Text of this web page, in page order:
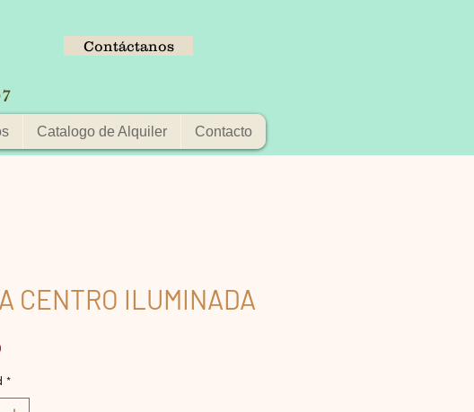
Contáctanos
Catalogo de Alquiler Contacto
CENTRO ILUMINADA
Precio
*